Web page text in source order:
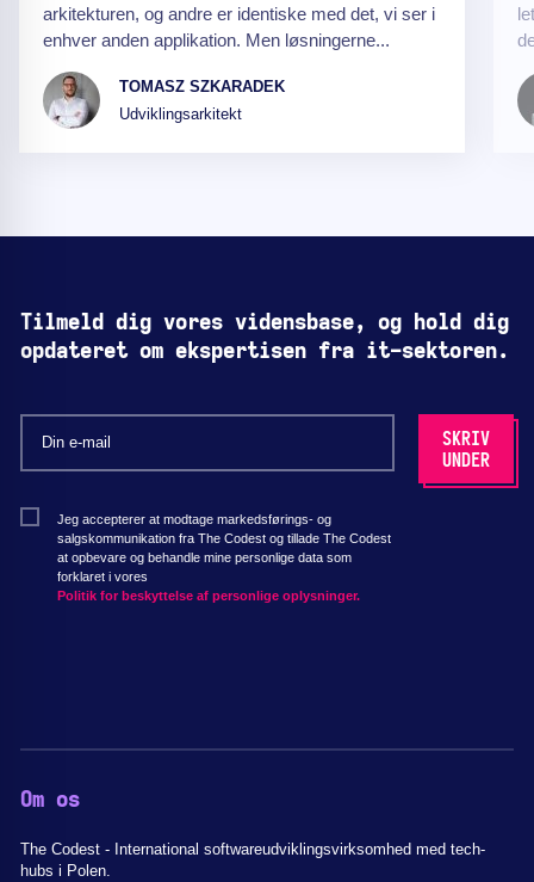
arkitekturen, og andre er identiske med det, vi ser i
enhver anden applikation. Men løsningerne...
TOMASZ SZKARADEK
Udviklingsarkitekt
Tilmeld dig vores vidensbase, og hold dig
opdateret om ekspertisen fra it-sektoren.
Jeg accepterer at modtage markedsførings- og
salgskommunikation fra The Codest og tillade The Codest
at opbevare og behandle mine personlige data som
forklaret i vores
Politik for beskyttelse af personlige oplysninger.
Om os
The Codest - International softwareudviklingsvirksomhed med tech-
hubs i Polen.